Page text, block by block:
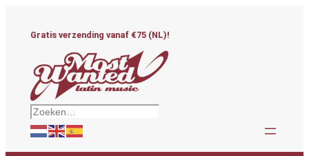
Gratis verzending vanaf €75 (NL)!
Zoeken